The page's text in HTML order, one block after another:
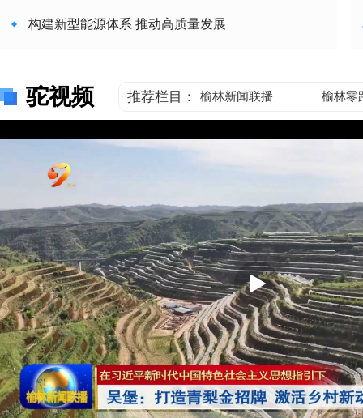
构建新型能源体系 推动高质量发展
驼视频 推荐栏目： 榆林新闻联播 榆林零